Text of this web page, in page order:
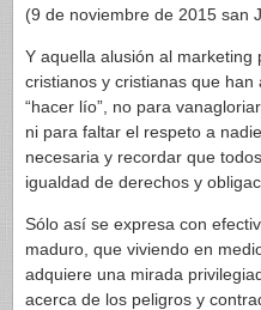
(9 de noviembre de 2015 san
Y aquella alusión al
cristianos y cristianas que
“hacer lío”, no para
ni para faltar el respeto a
necesaria y recordar que
igualdad de derechos y
Sólo así se expresa con
maduro, que viviendo en
adquiere una mirada
acerca de los peligros y